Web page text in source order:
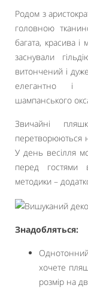
Родом з
головною
багата, красива
заснували
витончений і
елегантно і
шампанського
Звичайні
перетворюються
У день весілля
перед гостями
методики –
Знадобляться:
хочете
розмір на